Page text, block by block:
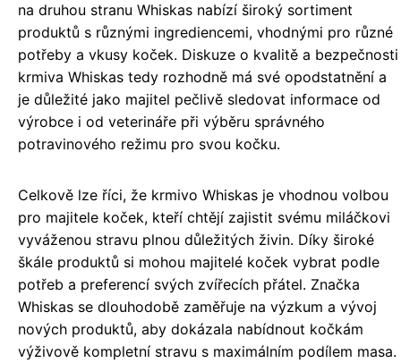
na druhou stranu Whiskas nabízí široký sortiment
produktů s různými ingrediencemi, vhodnými pro různé
potřeby a vkusy koček. Diskuze o kvalitě a bezpečnosti
krmiva Whiskas tedy rozhodně má své opodstatnění a
je důležité jako majitel pečlivě sledovat informace od
výrobce i od veterináře při výběru správného
potravinového režimu pro svou kočku.
Celkově lze říci, že krmivo Whiskas je vhodnou volbou
pro majitele koček, kteří chtějí zajistit svému miláčkovi
vyváženou stravu plnou důležitých živin. Díky široké
škále produktů si mohou majitelé koček vybrat podle
potřeb a preferencí svých zvířecích přátel. Značka
Whiskas se dlouhodobě zaměřuje na výzkum a vývoj
nových produktů, aby dokázala nabídnout kočkám
výživově kompletní stravu s maximálním podílem masa.